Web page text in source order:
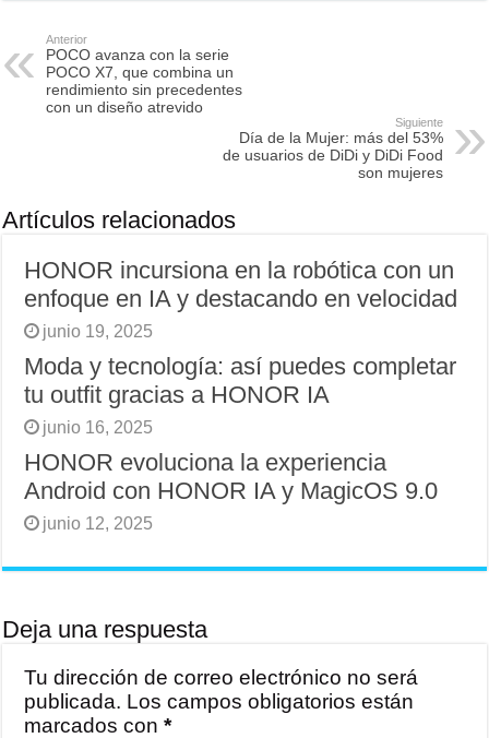
Anterior
POCO avanza con la serie
POCO X7, que combina un
rendimiento sin precedentes
con un diseño atrevido
Siguiente
Día de la Mujer: más del 53%
de usuarios de DiDi y DiDi Food
son mujeres
Artículos relacionados
HONOR incursiona en la robótica con un
enfoque en IA y destacando en velocidad
junio 19, 2025
Moda y tecnología: así puedes completar
tu outfit gracias a HONOR IA
junio 16, 2025
HONOR evoluciona la experiencia
Android con HONOR IA y MagicOS 9.0
junio 12, 2025
Deja una respuesta
Tu dirección de correo electrónico no será
publicada. Los campos obligatorios están
marcados con*